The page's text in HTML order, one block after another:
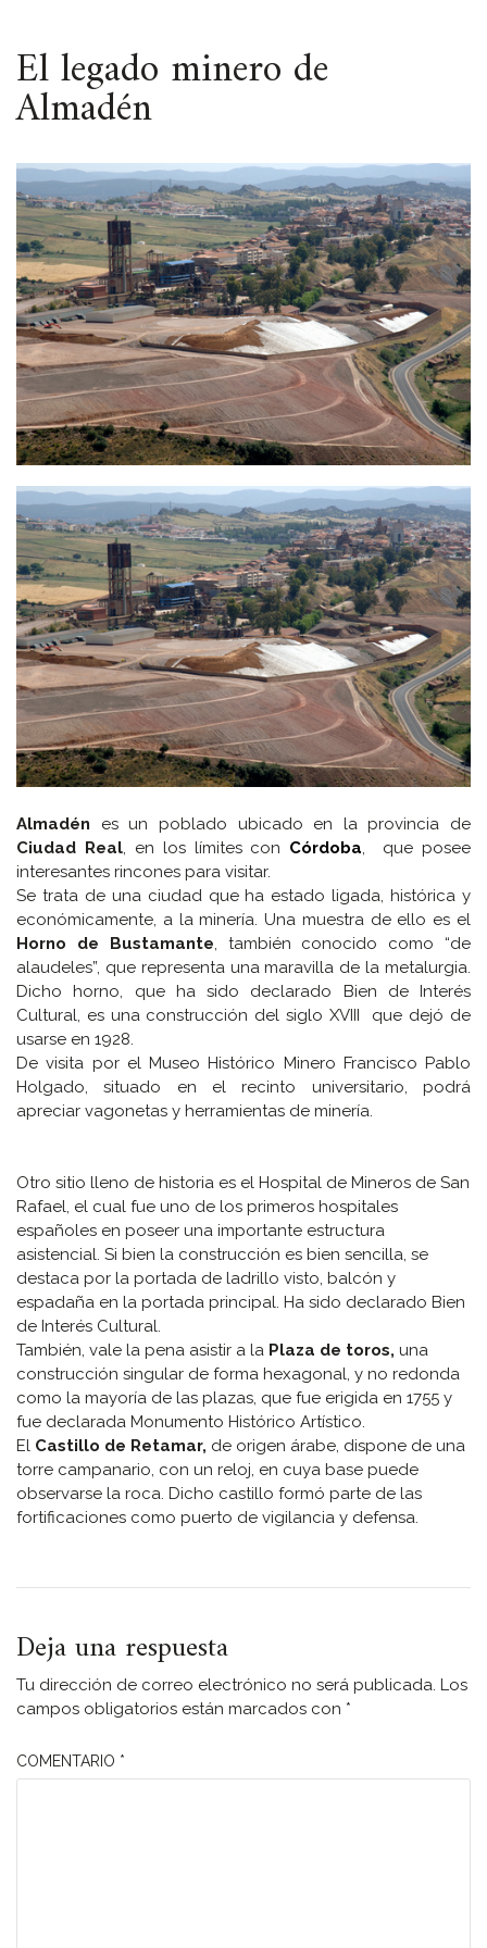
ESPACIO
El legado minero de
Almadén
Almadén es un poblado ubicado en la provincia de
Ciudad Real, en los límites con Córdoba, que posee
interesantes rincones para visitar.
Se trata de una ciudad que ha estado ligada, histórica y
económicamente, a la minería. Una muestra de ello es el
Horno de Bustamante, también conocido como “de
alaudeles”, que representa una maravilla de la metalurgia.
Dicho horno, que ha sido declarado Bien de Interés
Cultural, es una construcción del siglo XVIII que dejó de
usarse en 1928.
De visita por el Museo Histórico Minero Francisco Pablo
Holgado, situado en el recinto universitario, podrá
apreciar vagonetas y herramientas de minería.
Otro sitio lleno de historia es el Hospital de Mineros de San
Rafael, el cual fue uno de los primeros hospitales
españoles en poseer una importante estructura
asistencial. Si bien la construcción es bien sencilla, se
destaca por la portada de ladrillo visto, balcón y
espadaña en la portada principal. Ha sido declarado Bien
de Interés Cultural.
También, vale la pena asistir a la Plaza de toros, una
construcción singular de forma hexagonal, y no redonda
como la mayoría de las plazas, que fue erigida en 1755 y
fue declarada Monumento Histórico Artístico.
El Castillo de Retamar, de origen árabe, dispone de una
torre campanario, con un reloj, en cuya base puede
observarse la roca. Dicho castillo formó parte de las
fortificaciones como puerto de vigilancia y defensa.
Deja una respuesta
Tu dirección de correo electrónico no será publicada. Los
campos obligatorios están marcados con *
COMENTARIO *